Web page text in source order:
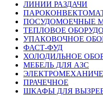
ЛИНИИ РАЗДАЧИ
ПОСУДОМОЕЧНЫЕ
ТЕПЛОВОЕ
УПАКОВОЧНОЕ
ФАСТ-ФУД
ХОЛОДИЛЬНОЕ
МЕБЕЛЬ ДЛЯ АЗС
ПРАЧЕЧНОЕ
ШКАФЫ ДЛЯ